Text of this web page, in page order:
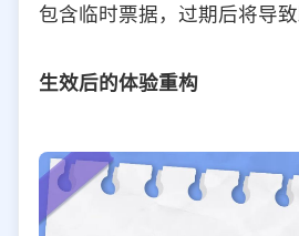
包含临时票据，过期后将导致
生效后的体验重构